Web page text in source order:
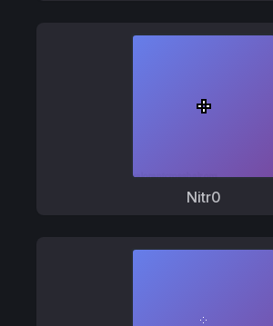
Nitr0